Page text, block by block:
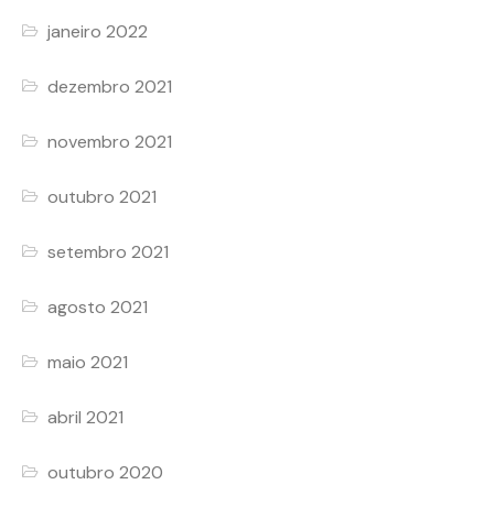
janeiro 2022
dezembro 2021
novembro 2021
outubro 2021
setembro 2021
agosto 2021
maio 2021
abril 2021
outubro 2020